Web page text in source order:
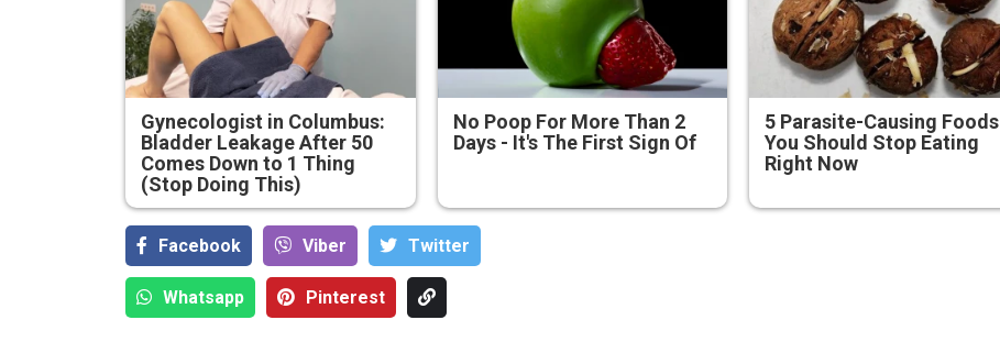
Gynecologist in Columbus:
Bladder Leakage After 50
Comes Down to 1 Thing
(Stop Doing This)
No Poop For More Than 2
Days - It's The First Sign Of
5 Parasite-Causing Foods
You Should Stop Eating
Right Now
Facebook Viber Тwitter
Whatsapp Pinterest